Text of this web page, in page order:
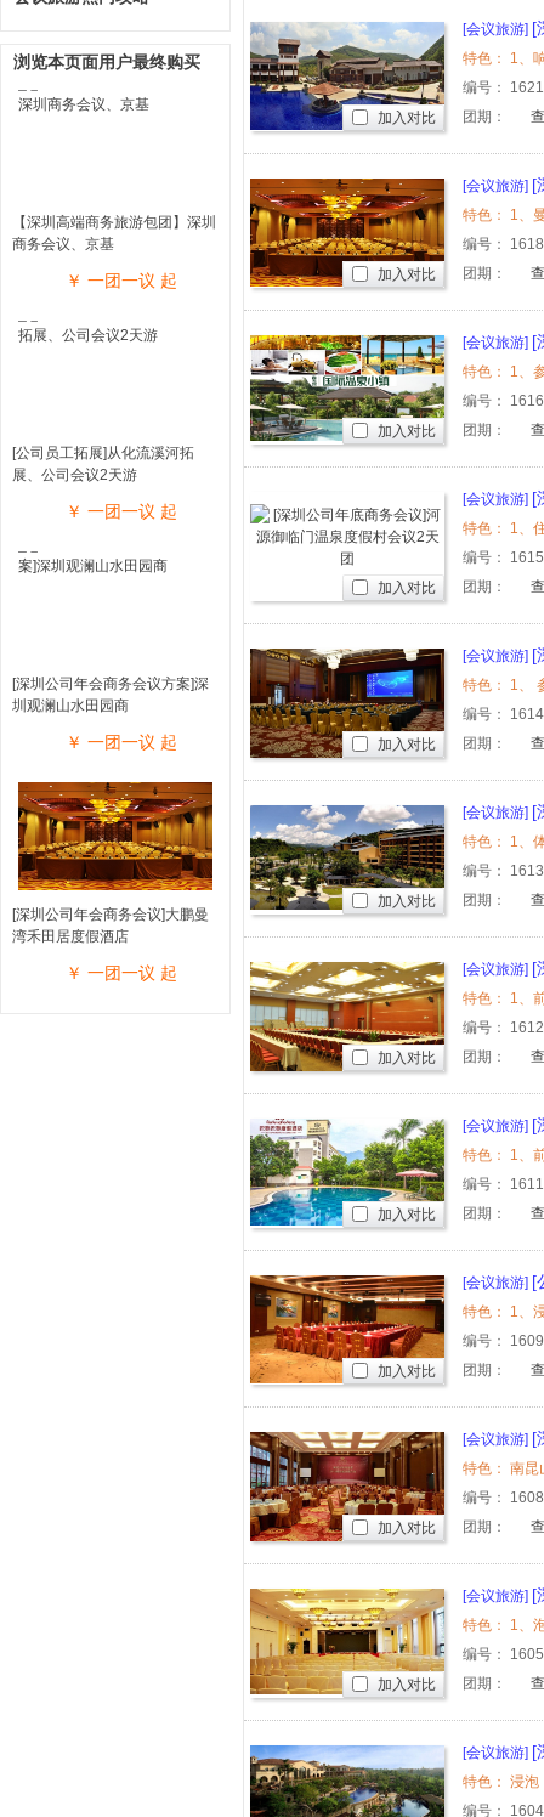
浏览本页面用户最终购买
【深圳高端商务旅游包团】深圳
商务会议、京基
￥ 一团一议 起
[公司员工拓展]从化流溪河拓
展、公司会议2天游
￥ 一团一议 起
[深圳公司年会商务会议方案]深
圳观澜山水田园商
￥ 一团一议 起
[深圳公司年会商务会议]大鹏曼
湾禾田居度假酒店
￥ 一团一议 起
[会议旅游] [
河漂流2天
编号：
团期：
加入对比
[会议旅游] [
编号：
团期：
加入对比
[会议旅游] [
编号：
团期：
加入对比
[会议旅游] [
编号：
团期：
加入对比
[会议旅游] [
议、三水
编号：
团期：
加入对比
[会议旅游] [
编号：
团期：
加入对比
[会议旅游] [
编号：
团期：
加入对比
[会议旅游] [
编号：
团期：
加入对比
[会议旅游] [
编号：
团期：
加入对比
[会议旅游] [
编号：
团期：
加入对比
[会议旅游] [
或大丰门
编号：
团期：
加入对比
[会议旅游] [
编号：